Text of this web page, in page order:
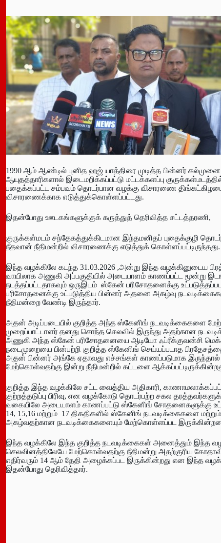
1990 ஆம் ஆண்டில் புனித ஹஜ் யாத்திரை முடித்த பின்னர்
ஆயுதத்தாரிகளால் இடைமறிக்கப்பட்டு மட்டக்களப்பு
பதைக்கப்பட்ட சம்பவம் தொடர்பான வழக்கு விசாரணை திங்கட்கிழமை
விசாரணைக்காக எடுத்துக்கொள்ளப்பட்டது.
இதன்போது ஊடகங்களுக்குக் கருத்துத் தெரிவித்த சட்டத்தரணி,
குருக்கள்மடம் சந்தேகத்துக்கிடமான இந்தமனிதப் புதைக்குழி
நீதவான் நீதிமன்றில் விசாரணைக்கு எடுத்துக் கொள்ளப்பட்டிருந்தது.
இந்த வழக்கிலே கடந்த 31.03.2026 ,அன்று இந்த வழக்கினுடைய
வாயிலாக அணுகி அப்பகுதியில் அடையாளம் காணப்பட்ட மூன்று
நடத்தப்பட்டதாகவும் ஒருஇடம் ஸ்கேன் பரிசோதனைக்கு
பரிசோதனைக்கு உட்படுத்திய பின்னர் அதனை அகழ்வு
நீதிமன்றை வேண்டி இருந்தார்.
அதன் அடிப்படையில் குறித்த அந்த ஸ்கேனிங் நடவடிக்கைகளை
முறைப்பாட்டாளர் தனது சொந்த செலவில் இருந்து அதற்கான
அணுகி அந்த ஸ்கேன் பரிசோதனையை ஆடியோ ஃப்ரீக்குவன்சி
நடைமுறையை பின்பற்றி குறித்த ஸ்கேனிங் செய்யப்படாத
அதன் பின்னர் அங்கே ஏதாவது எச்சங்கள் காணப்படுமாக
மேற்கொள்வதற்கு இன்று நீதிமன்றில் கட்டளை
குறித்த இந்த வழக்கிலே சட்ட வைத்திய அதிகாரி,
குற்றத்தடுப்பு பிரிவு, என வழக்கோடு தொடர்பற்ற சகல
வகையிலே அடையாளம் காணப்பட்டு ஸ்கேனிங் சோதனைகளுக்கு
14, 15,16 மற்றும் 17 திகதிகளில் ஸ்கேனிங் நடவடிக்கைகளை
அகழ்வதற்கான நடவடிக்கைகளையும் மேற்கொள்ளப்பட
இந்த வழக்கிலே இந்த குறித்த நடவடிக்கைகள் அனைத்தும் இந்த
செலவினத்திலேயே மேற்கொள்வதற்கு நீதிமன்று அதற்குரிய
எதிர்வரும் 14 ஆம் தேதி அழைக்கப்பட இருக்கின்றது என இந்த
இதன்போது தெரிவித்தார்.